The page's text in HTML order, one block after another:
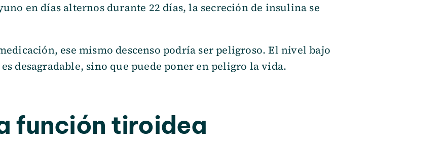
en días alternos durante 22 días, la secreción de insulina se
ese mismo descenso podría ser peligroso. El nivel bajo
desagradable, sino que puede poner en peligro la vida.
función tiroidea